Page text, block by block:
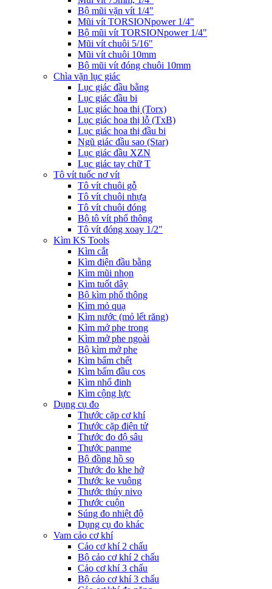
Bộ mũi vặn vít 1/4"
Mũi vít TORSIONpower 1/4"
Bộ mũi vít TORSIONpower 1/4"
Mũi vít chuôi 5/16"
Mũi vít chuôi 10mm
Bộ mũi vít đóng chuôi 10mm
Chìa vặn lục giác
Lục giác đầu bằng
Lục giác đầu bi
Lục giác hoa thị (Torx)
Lục giác hoa thị lỗ (TxB)
Lục giác hoa thị đầu bi
Ngũ giác đầu sao (Star)
Lục giác đầu XZN
Lục giác tay chữ T
Tô vít tuốc nơ vít
Tô vít chuôi gỗ
Tô vít chuôi nhựa
Tô vít chuôi đóng
Bộ tô vít phổ thông
Tô vít đóng xoay 1/2"
Kìm KS Tools
Kìm cắt
Kìm điện đầu bằng
Kìm mũi nhọn
Kìm tuốt dây
Bộ kìm phổ thông
Kìm mỏ quạ
Kìm nước (mỏ lết răng)
Kìm mở phe trong
Kìm mở phe ngoài
Bộ kìm mở phe
Kìm bấm chết
Kìm bấm đầu cos
Kìm nhổ đinh
Kìm cộng lực
Dụng cụ đo
Thước cặp cơ khí
Thước cặp điện tử
Thước đo độ sâu
Thước panme
Bộ đồng hồ so
Thước đo khe hở
Thước ke vuông
Thước thủy nivo
Thước cuộn
Súng đo nhiệt độ
Dụng cụ đo khác
Vam cảo cơ khí
Cảo cơ khí 2 chấu
Bộ cảo cơ khí 2 chấu
Cảo cơ khí 3 chấu
Bộ cảo cơ khí 3 chấu